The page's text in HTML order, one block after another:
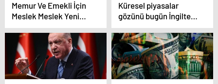
Memur Ve Emekli İçin
Meslek Meslek Yeni
Zamlı Maaşlar
Küresel piyasalar
gözünü bugün İngiltere
Merkez Bankası’nın
faiz kararına çevirdi